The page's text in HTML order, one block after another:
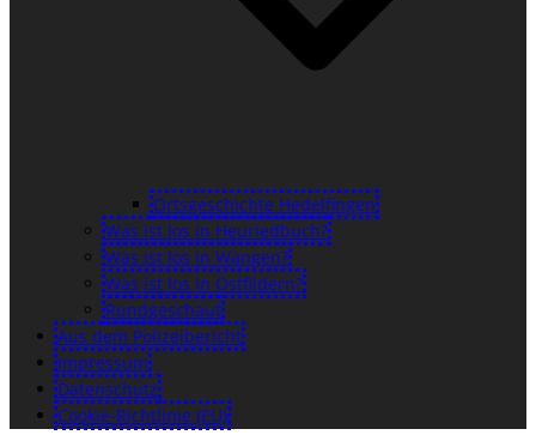
Ortsgeschichte Hedelfingen
Was ist los in Heuriedbuch?
Was ist los in Wangen?
Was ist los in Ostfildern?
Rundgeschaut
Aus dem Polizeibericht
Impressum
Datenschutz
Cookie-Richtlinie (EU)